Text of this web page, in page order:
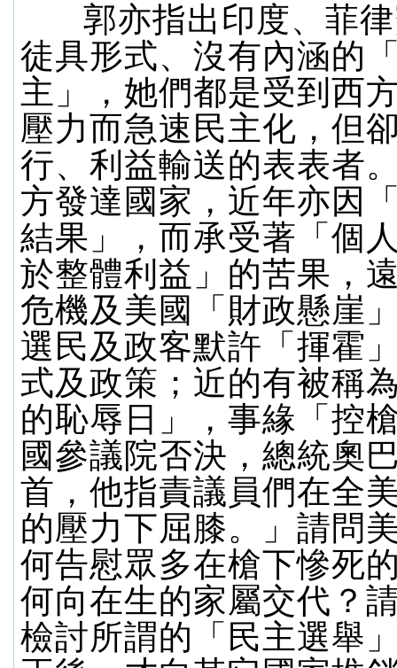
郭亦指出印度、菲
徒具形式、沒有內涵的
主」，她們都是受到西
壓力而急速民主化，但
行、利益輸送的表表者
方發達國家，近年亦因
結果」，而承受著「個
於整體利益」的苦果，
危機及美國「財政懸崖
選民及政客默許「揮霍
式及政策；近的有被稱
的恥辱日」，事緣「控
國參議院否決，總統奧
首，他指責議員們在全
的壓力下屈膝。」請問
何告慰眾多在槍下慘死
何向在生的家屬交代？
檢討所謂的「民主選舉